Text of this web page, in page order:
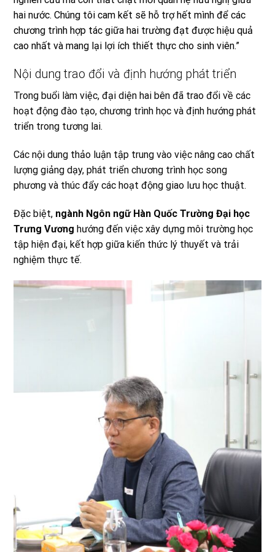
hai nước. Chúng tôi cam kết sẽ hỗ trợ hết mình để các
chương trình hợp tác giữa hai trường đạt được hiệu quả
cao nhất và mang lại lợi ích thiết thực cho sinh viên.”
Nội dung trao đổi và định hướng phát triển
Trong buổi làm việc, đại diện hai bên đã trao đổi về các
hoạt động đào tạo, chương trình học và định hướng phát
triển trong tương lai.
Các nội dung thảo luận tập trung vào việc nâng cao chất
lượng giảng dạy, phát triển chương trình học song
phương và thúc đẩy các hoạt động giao lưu học thuật.
Đặc biệt, ngành Ngôn ngữ Hàn Quốc Trường Đại học
Trưng Vương hướng đến việc xây dựng môi trường học
tập hiện đại, kết hợp giữa kiến thức lý thuyết và trải
nghiệm thực tế.